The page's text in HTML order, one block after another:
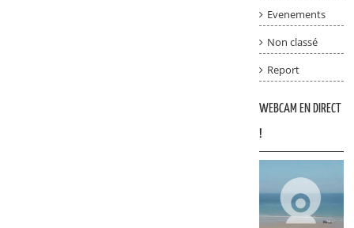
Evenements
Non classé
Report
WEBCAM EN DIRECT
!